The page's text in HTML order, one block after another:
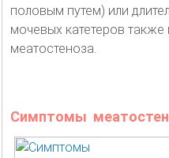
половым путем) или
мочевых катетеров также
меатостеноза.
Симптомы